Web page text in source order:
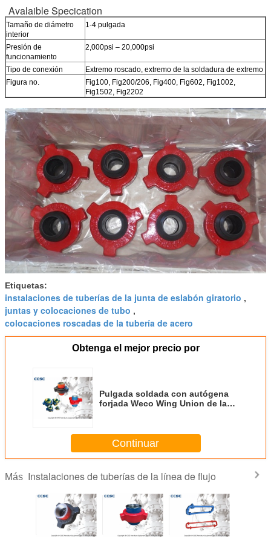
Avalaible Specication
Tamaño de diámetro
interior
1-4 pulgada
Presión de
funcionamiento
2,000psi – 20,000psi
Tipo de conexión
Extremo roscado, extremo de la soldadura de extremo
Figura no.
Fig100, Fig200/206, Fig400, Fig602, Fig1002,
Fig1502, Fig2202
Etiquetas:
instalaciones de tuberías de la junta de eslabón giratorio ,
juntas y colocaciones de tubo ,
colocaciones roscadas de la tubería de acero
Obtenga el mejor precio por
Pulgada soldada con autógena
forjada Weco Wing Union de las
Continuar
Más Instalaciones de tuberías de la línea de flujo